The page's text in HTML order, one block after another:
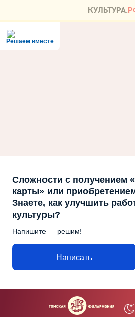
Решаем вместе
Сложности с получением
карты» или
Знаете, как улучшить
культуры?
Напишите — решим!
Написать